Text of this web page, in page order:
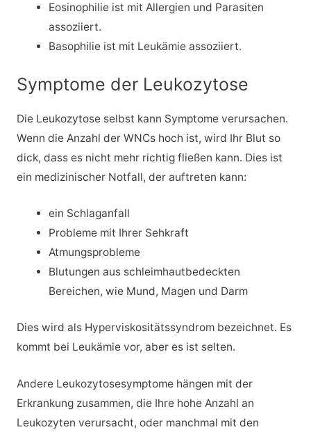
Eosinophilie ist mit Allergien und Parasiten
assoziiert.
Basophilie ist mit Leukämie assoziiert.
Symptome der Leukozytose
Die Leukozytose selbst kann Symptome verursachen.
Wenn die Anzahl der WNCs hoch ist, wird Ihr Blut so
dick, dass es nicht mehr richtig fließen kann. Dies ist
ein medizinischer Notfall, der auftreten kann:
ein Schlaganfall
Probleme mit Ihrer Sehkraft
Atmungsprobleme
Blutungen aus schleimhautbedeckten
Bereichen, wie Mund, Magen und Darm
Dies wird als Hyperviskositätssyndrom bezeichnet. Es
kommt bei Leukämie vor, aber es ist selten.
Andere Leukozytosesymptome hängen mit der
Erkrankung zusammen, die Ihre hohe Anzahl an
Leukozyten verursacht, oder manchmal mit den